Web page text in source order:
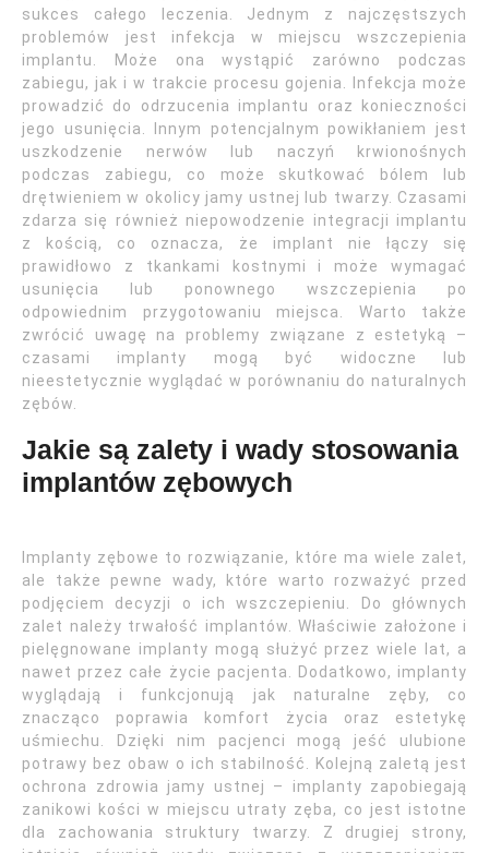
sukces całego leczenia. Jednym z najczęstszych
problemów jest infekcja w miejscu wszczepienia
implantu. Może ona wystąpić zarówno podczas
zabiegu, jak i w trakcie procesu gojenia. Infekcja może
prowadzić do odrzucenia implantu oraz konieczności
jego usunięcia. Innym potencjalnym powikłaniem jest
uszkodzenie nerwów lub naczyń krwionośnych
podczas zabiegu, co może skutkować bólem lub
drętwieniem w okolicy jamy ustnej lub twarzy. Czasami
zdarza się również niepowodzenie integracji implantu
z kością, co oznacza, że implant nie łączy się
prawidłowo z tkankami kostnymi i może wymagać
usunięcia lub ponownego wszczepienia po
odpowiednim przygotowaniu miejsca. Warto także
zwrócić uwagę na problemy związane z estetyką –
czasami implanty mogą być widoczne lub
nieestetycznie wyglądać w porównaniu do naturalnych
zębów.
Jakie są zalety i wady stosowania
implantów zębowych
Implanty zębowe to rozwiązanie, które ma wiele zalet,
ale także pewne wady, które warto rozważyć przed
podjęciem decyzji o ich wszczepieniu. Do głównych
zalet należy trwałość implantów. Właściwie założone i
pielęgnowane implanty mogą służyć przez wiele lat, a
nawet przez całe życie pacjenta. Dodatkowo, implanty
wyglądają i funkcjonują jak naturalne zęby, co
znacząco poprawia komfort życia oraz estetykę
uśmiechu. Dzięki nim pacjenci mogą jeść ulubione
potrawy bez obaw o ich stabilność. Kolejną zaletą jest
ochrona zdrowia jamy ustnej – implanty zapobiegają
zanikowi kości w miejscu utraty zęba, co jest istotne
dla zachowania struktury twarzy. Z drugiej strony,